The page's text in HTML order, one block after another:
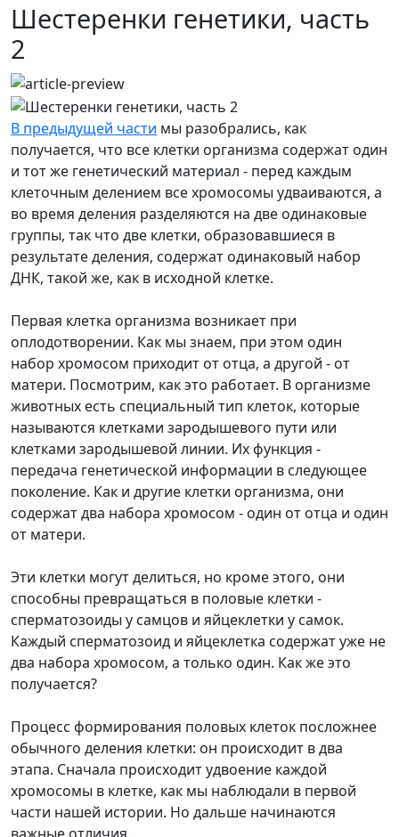
Шестеренки генетики, часть
2
В предыдущей части мы разобрались, как
получается, что все клетки организма содержат один
и тот же генетический материал - перед каждым
клеточным делением все хромосомы удваиваются, а
во время деления разделяются на две одинаковые
группы, так что две клетки, образовавшиеся в
результате деления, содержат одинаковый набор
ДНК, такой же, как в исходной клетке.
Первая клетка организма возникает при
оплодотворении. Как мы знаем, при этом один
набор хромосом приходит от отца, а другой - от
матери. Посмотрим, как это работает. В организме
животных есть специальный тип клеток, которые
называются клетками зародышевого пути или
клетками зародышевой линии. Их функция -
передача генетической информации в следующее
поколение. Как и другие клетки организма, они
содержат два набора хромосом - один от отца и один
от матери.
Эти клетки могут делиться, но кроме этого, они
способны превращаться в половые клетки -
сперматозоиды у самцов и яйцеклетки у самок.
Каждый сперматозоид и яйцеклетка содержат уже не
два набора хромосом, а только один. Как же это
получается?
Процесс формирования половых клеток посложнее
обычного деления клетки: он происходит в два
этапа. Сначала происходит удвоение каждой
хромосомы в клетке, как мы наблюдали в первой
части нашей истории. Но дальше начинаются
важные отличия.